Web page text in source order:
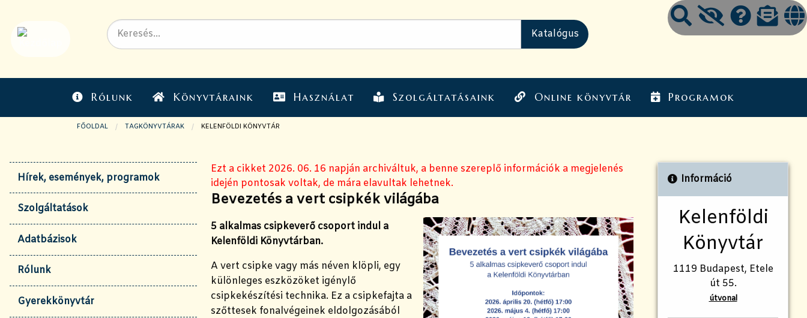
Rólunk Könyvtáraink Használat Szolgáltatásaink Online könyvtár Programok
FŐOLDAL TAGKÖNYVTÁRAK JELENLEGI OLDAL:
KELENFÖLDI KÖNYVTÁR
Hírek, események, programok
Szolgáltatások
Adatbázisok
Rólunk
Gyerekkönyvtár
Ezt a cikket 2026. 06. 16 napján archiváltuk, a benne szereplő információk a megjelenés
idején pontosak voltak, de mára elavultak lehetnek.
Bevezetés a vert csipkék világába
5 alkalmas csipkeverő csoport indul a
Kelenföldi Könyvtárban.
A vert csipke vagy más néven klöpli, egy
különleges eszközöket igénylő
csipkekészítési technika. Ez a csipkefajta a
szőttesek fonalvégeinek eldolgozásából
Információ
Kelenföldi
Könyvtár
1119 Budapest, Etele
út 55.
útvonal